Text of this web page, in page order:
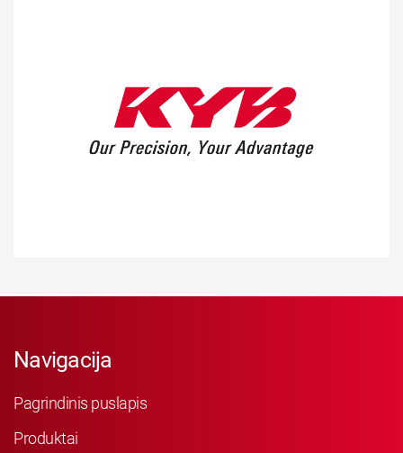
Navigacija
Pagrindinis puslapis
Produktai